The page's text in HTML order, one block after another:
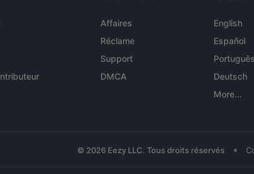
Affaires
Réclame
Support
DMCA
English
Español
Português
Deutsch
More...
© 2026 Eezy LLC. Tous droits réservés •